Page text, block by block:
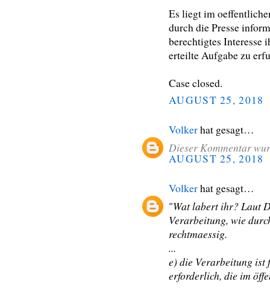
Es liegt im
durch die Presse
berechtigtes Interesse
erteilte Aufgabe zu
Case closed.
AUGUST 25, 2018
Volkerhat gesagt…
Dieser Kommentar
AUGUST 25, 2018
Volkerhat gesagt…
"Wat labert ihr? Laut
Verarbeitung, wie
rechtmaessig.
...
e) die Verarbeitung ist
erforderlich, die im